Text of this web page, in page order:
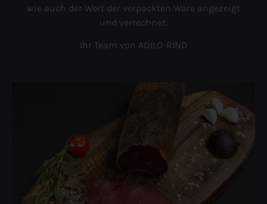
wie auch der Wert der verpackten Ware angezeigt
und verrechnet.
Ihr Team von ADILO-RIND